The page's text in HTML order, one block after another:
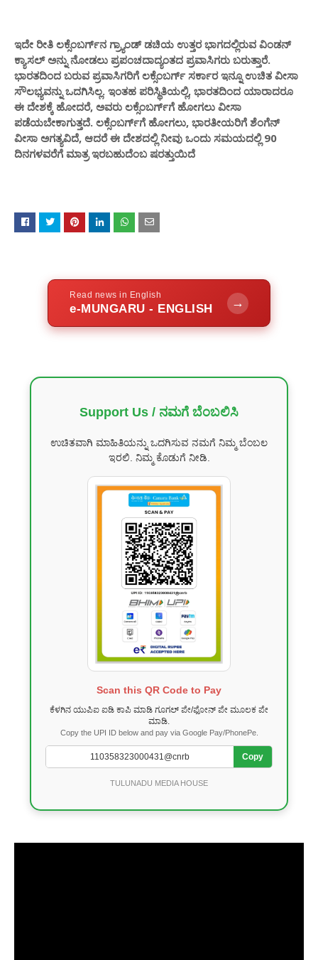
ಇದೇ ರೀತಿ ಲಕ್ಸೆಂಬರ್ಗ್‌ನ ಗ್ರ್ಯಾಂಡ್ ಡಚಿಯ ಉತ್ತರ ಭಾಗದಲ್ಲಿರುವ ವಿಂಡನ್
ಕ್ಯಾಸಲ್ ಅನ್ನು ನೋಡಲು ಪ್ರಪಂಚದಾದ್ಯಂತದ ಪ್ರವಾಸಿಗರು ಬರುತ್ತಾರೆ.
ಭಾರತದಿಂದ ಬರುವ ಪ್ರವಾಸಿಗರಿಗೆ ಲಕ್ಸೆಂಬರ್ಗ್ ಸರ್ಕಾರ ಇನ್ನೂ ಉಚಿತ ವೀಸಾ
ಸೌಲಭ್ಯವನ್ನು ಒದಗಿಸಿಲ್ಲ. ಇಂತಹ ಪರಿಸ್ಥಿತಿಯಲ್ಲಿ, ಭಾರತದಿಂದ ಯಾರಾದರೂ
ಈ ದೇಶಕ್ಕೆ ಹೋದರೆ, ಅವರು ಲಕ್ಸೆಂಬರ್ಗ್‌ಗೆ ಹೋಗಲು ವೀಸಾ
ಪಡೆಯಬೇಕಾಗುತ್ತದೆ. ಲಕ್ಸೆಂಬರ್ಗ್‌ಗೆ ಹೋಗಲು, ಭಾರತೀಯರಿಗೆ ಶೆಂಗೆನ್
ವೀಸಾ ಅಗತ್ಯವಿದೆ, ಆದರೆ ಈ ದೇಶದಲ್ಲಿ ನೀವು ಒಂದು ಸಮಯದಲ್ಲಿ 90
ದಿನಗಳವರೆಗೆ ಮಾತ್ರ ಇರಬಹುದೆಂಬ ಷರತ್ತುಯಿದೆ
Read news in English
e-MUNGARU - ENGLISH →
Support Us / ನಮಗೆ ಬೆಂಬಲಿಸಿ
ಉಚಿತವಾಗಿ ಮಾಹಿತಿಯನ್ನು ಒದಗಿಸುವ ನಮಗೆ ನಿಮ್ಮ ಬೆಂಬಲ
ಇರಲಿ. ನಿಮ್ಮ ಕೊಡುಗೆ ನೀಡಿ.
Scan this QR Code to Pay
ಕೆಳಗಿನ ಯುಪಿಐ ಐಡಿ ಕಾಪಿ ಮಾಡಿ ಗೂಗಲ್ ಪೇ/ಫೋನ್ ಪೇ ಮೂಲಕ ಪೇ
ಮಾಡಿ.
Copy the UPI ID below and pay via Google Pay/PhonePe.
Copy
TULUNADU MEDIA HOUSE